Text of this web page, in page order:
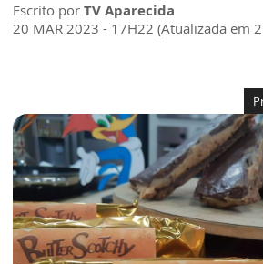
Escrito por TV Aparecida
20 MAR 2023 - 17H22 (Atualizada em